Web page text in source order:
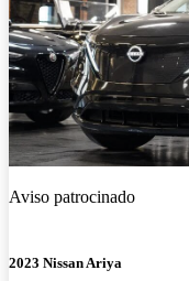
Aviso patrocinado
2023 Nissan Ariya